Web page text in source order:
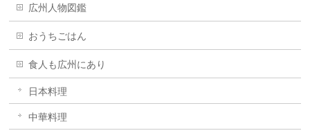
広州人物図鑑
おうちごはん
食人も広州にあり
日本料理
中華料理